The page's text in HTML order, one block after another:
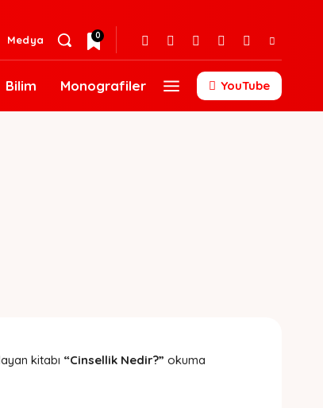
Medya 0
Bilim Monografiler YouTube
kitabı “Cinsellik Nedir?” okuma